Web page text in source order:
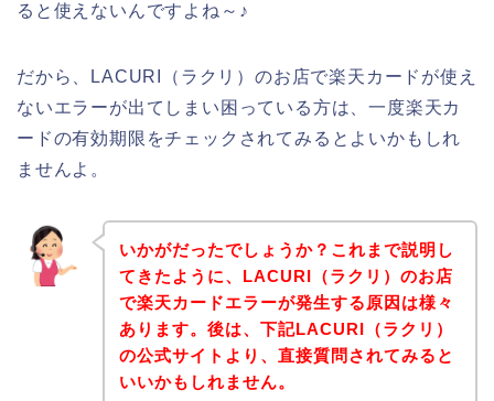
ると使えないんですよね～♪
だから、LACURI（ラクリ）のお店で楽天カードが使え
ないエラーが出てしまい困っている方は、一度楽天カ
ードの有効期限をチェックされてみるとよいかもしれ
ませんよ。
いかがだったでしょうか？これまで説明し
てきたように、LACURI（ラクリ）のお店
で楽天カードエラーが発生する原因は様々
あります。後は、下記LACURI（ラクリ）
の公式サイトより、直接質問されてみると
いいかもしれません。